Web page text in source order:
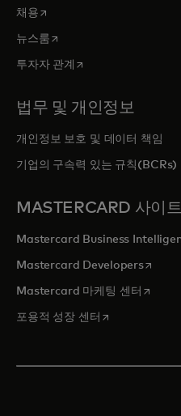
채용새 탭에서 열림
뉴스룸새 탭에서 열림
투자자 관계 새 탭에서 열림
법무 및 개인정보
개인정보 보호 및 데이터 책임
기업의 구속력 있는 규칙(BCRs)
MASTERCARD 사이트
Mastercard Business
Mastercard Developers새 탭에
Mastercard 마케팅 센터 새 탭에
포용적 성장 센터 새 탭에서 열림